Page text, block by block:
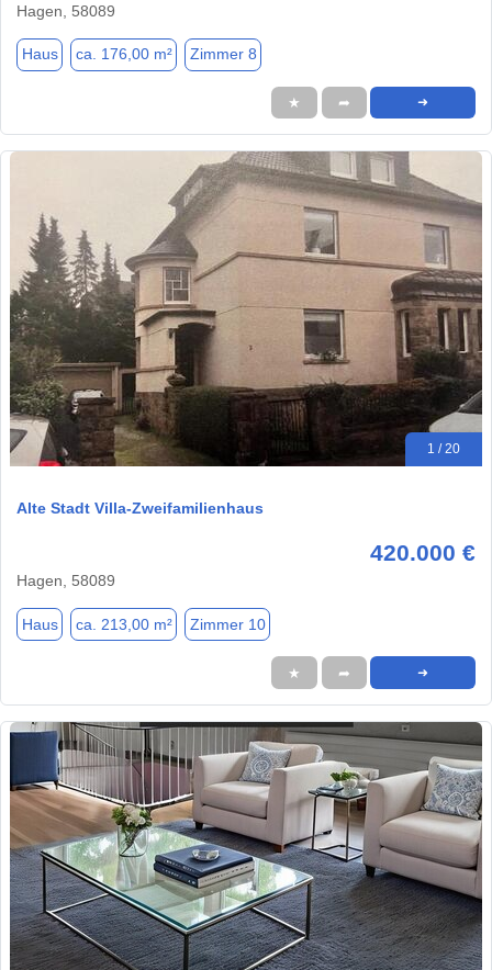
Hagen, 58089
Haus ca. 176,00 m² Zimmer 8
★ ➦ ➜
1 / 20
Alte Stadt Villa-Zweifamilienhaus
420.000 €
Hagen, 58089
Haus ca. 213,00 m² Zimmer 10
★ ➦ ➜